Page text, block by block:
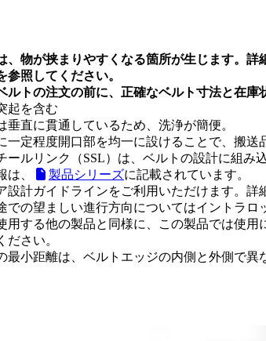
、物が挟まりやすくなる箇所が生じます。詳
参照してください。
ルトの注文の前に、正確なベルト寸法と在庫
起を含む
垂直に貫通しているため、洗浄が簡便。
一定程度開口部を均一に設けることで、搬送
ールリンク（SSL）は、ベルトの設計に組み
は、
製品シリーズに記載されています。
設計ガイドラインをご利用いただけます。
での望ましい進行方向についてはイントラロ
用する他の製品と同様に、この製品では使
ださい。
最小距離は、ベルトエッジの内側と外側で